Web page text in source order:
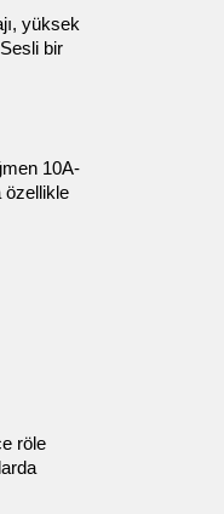
yüksek
bir
10A-
özellikle
röle